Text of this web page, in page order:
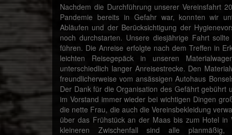
Nachdem die Durchführung unserer Vereinsfahrt
Pandemie bereits in Gefahr war, konnten wir
Abläufen und der Berücksichtigung der
noch durchstarten. Unsere diesjährige Fahrt
führen. Die Anreise erfolgte nach dem Treffen in
leichten Reisegepäck in unseren
unterschiedlich langer Anreisestrecke. Den
freundlicherweise vom ansässigen Autohaus
Der Dank für die Organisation des Gefährt gebührt
im Vorstand immer wieder bei wichtigen Dingen
die nette Frau, die auch die Vereinsbekleidung
über das Frühstück an der Maas bis zum Hotel in
kleineren Zwischenfall sind alle planmäßig,